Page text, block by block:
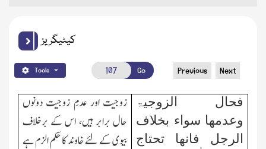
کیٹیگریز
Tools Go Previous Next
فحال الزوجیۃ
وعدمھا سواء بخلاف
الرجل فانھا تحتاج
زوجیت اور عدمِ زوجیت دونوں
حال برابر ہیں، اس کے برخلاف
بیوی کے لئے خاوند کا حکم الزم ہے